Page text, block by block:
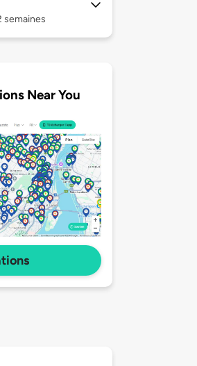
semaines
Near You